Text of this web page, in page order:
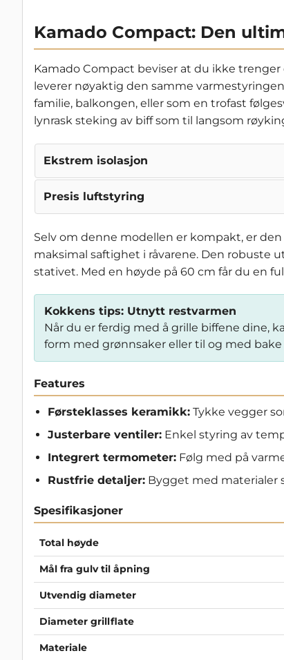
Kamado Compact: Den
Kamado Compact beviser at du ikke
leverer nøyaktig den samme
familie, balkongen, eller som en trofast
lynrask steking av biff som til langsom
Ekstrem isolasjon
Presis luftstyring
Selv om denne modellen er kompakt, er
maksimal saftighet i råvarene. Den robuste
stativet. Med en høyde på 60 cm får du en
Kokkens tips: Utnytt restvarmen
Når du er ferdig med å grille biffene dine,
form med grønnsaker eller til og med
Features
Førsteklasses keramikk: Tykke vegger
Justerbare ventiler: Enkel styring av
Integrert termometer: Følg med på
Rustfrie detaljer: Bygget med materialer
Spesifikasjoner
Total høyde
Mål fra gulv til åpning
Utvendig diameter
Diameter grillflate
Materiale